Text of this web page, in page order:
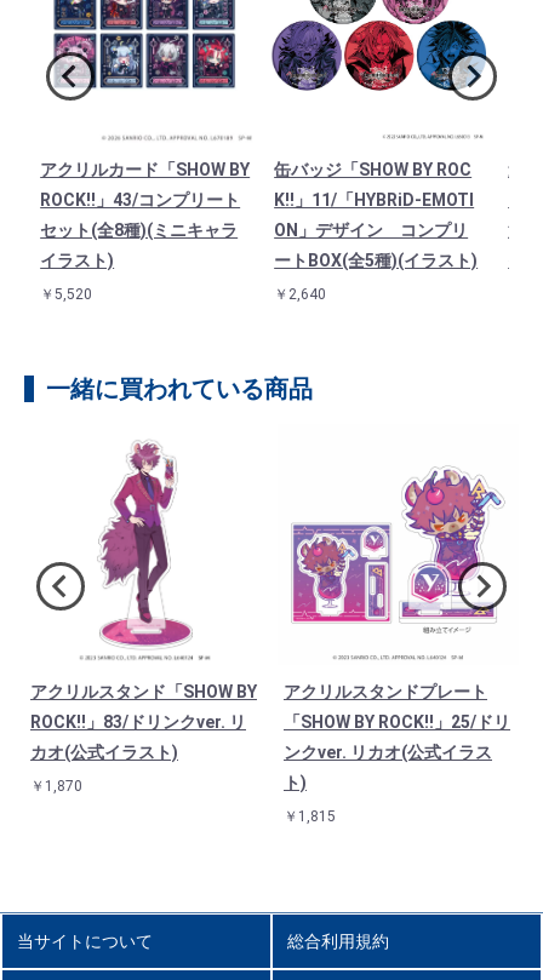
アクリルカード「SHOW BY
ROCK!!」43/コンプリート
セット(全8種)(ミニキャラ
イラスト)
￥5,520
缶バッジ「SHOW BY ROC
K!!」11/「HYBRiD-EMOTI
ON」デザイン コンプリ
ートBOX(全5種)(イラスト)
￥2,640
連
法
一緒に買われている商品
アクリルスタンド「SHOW BY
ROCK!!」83/ドリンクver. リ
カオ(公式イラスト)
￥1,870
アクリルスタンドプレート
「SHOW BY ROCK!!」25/ドリ
ンクver. リカオ(公式イラス
ト)
￥1,815
当サイトについて 総合利用規約